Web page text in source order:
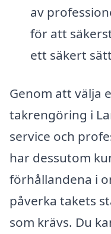
av
för att
ett säkert
Genom att välja
takrengöring i
service och
har dessutom
förhållandena i
påverka takets
som krävs. Du